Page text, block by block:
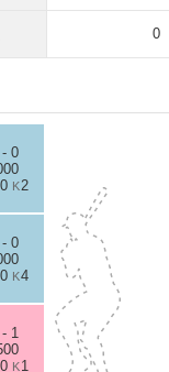
0
- 0
0 K 2
0
0 K4
1
0 K 1